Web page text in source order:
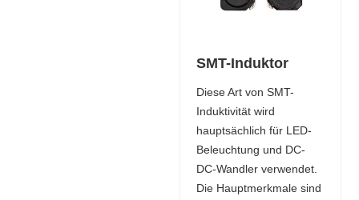
SMT-Induktor
Diese Art von SMT-
Induktivität wird
hauptsächlich für LED-
Beleuchtung und DC-
DC-Wandler verwendet.
Die Hauptmerkmale sind